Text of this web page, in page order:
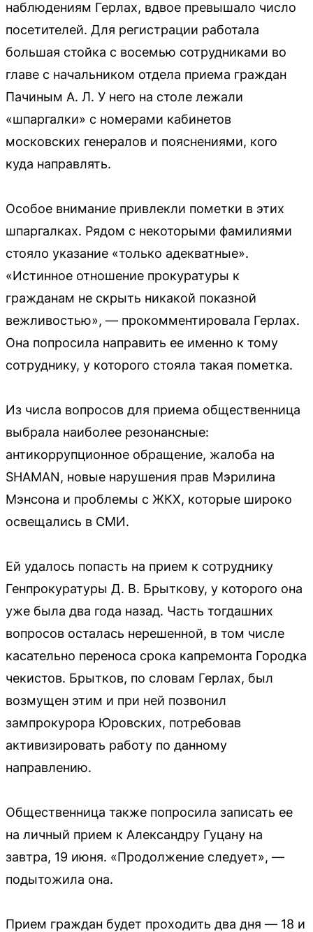
наблюдениям Герлах, вдвое превышало число
посетителей. Для регистрации работала
большая стойка с восемью сотрудниками во
главе с начальником отдела приема граждан
Пачиным А. Л. У него на столе лежали
«шпаргалки» с номерами кабинетов
московских генералов и пояснениями, кого
куда направлять.
Особое внимание привлекли пометки в этих
шпаргалках. Рядом с некоторыми фамилиями
стояло указание «только адекватные».
«Истинное отношение прокуратуры к
гражданам не скрыть никакой показной
вежливостью», — прокомментировала Герлах.
Она попросила направить ее именно к тому
сотруднику, у которого стояла такая пометка.
Из числа вопросов для приема общественница
выбрала наиболее резонансные:
антикоррупционное обращение, жалоба на
SHAMAN, новые нарушения прав Мэрилина
Мэнсона и проблемы с ЖКХ, которые широко
освещались в СМИ.
Ей удалось попасть на прием к сотруднику
Генпрокуратуры Д. В. Брыткову, у которого она
уже была два года назад. Часть тогдашних
вопросов осталась нерешенной, в том числе
касательно переноса срока капремонта Городка
чекистов. Брытков, по словам Герлах, был
возмущен этим и при ней позвонил
зампрокурора Юровских, потребовав
активизировать работу по данному
направлению.
Общественница также попросила записать ее
на личный прием к Александру Гуцану на
завтра, 19 июня. «Продолжение следует», —
подытожила она.
Прием граждан будет проходить два дня — 18 и